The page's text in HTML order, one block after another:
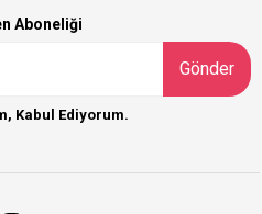
Aboneliği
Gönder
Kabul Ediyorum.